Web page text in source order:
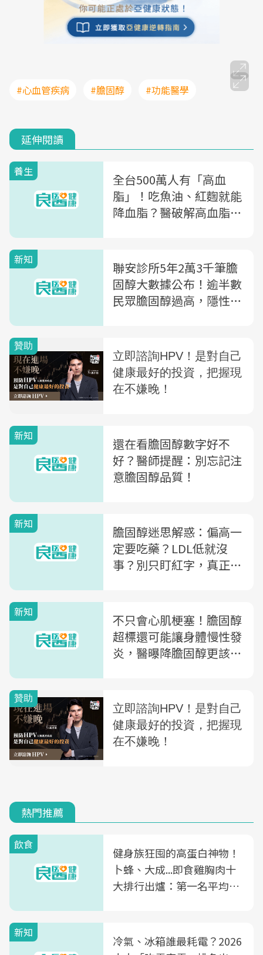
#心血管疾病 #膽固醇 #功能醫學
延伸閱讀
養生
全台500萬人有「高血
脂」！吃魚油、紅麴就能
降血脂？醫破解高血脂4
新知
聯安診所5年2萬3千筆膽
固醇大數據公布！逾半數
民眾膽固醇過高，隱性高
固醇看數值，更要看品質
新知
還在看膽固醇數字好不
好？醫師提醒：別忘記注
意膽固醇品質！
新知
膽固醇迷思解惑：偏高一
定要吃藥？LDL低就沒
事？別只盯紅字，真正該
新知
不只會心肌梗塞！膽固醇
超標還可能讓身體慢性發
炎，醫曝降膽固醇更該注
熱門推薦
飲食
健身族狂囤的高蛋白神物！
卜蜂、大成...即食雞胸肉十
大排行出爐：第一名平均一
新知
冷氣、冰箱誰最耗電？2026